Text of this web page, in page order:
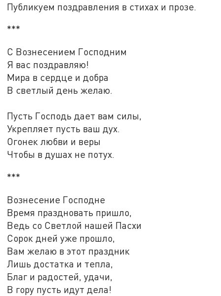
Публикуем поздравления в стихах и прозе.
***
С Вознесением Господним
Я вас поздравляю!
Мира в сердце и добра
В светлый день желаю.
Пусть Господь дает вам силы,
Укрепляет пусть ваш дух.
Огонек любви и веры
Чтобы в душах не потух.
***
Вознесение Господне
Время праздновать пришло,
Ведь со Светлой нашей Пасхи
Сорок дней уже прошло,
Вам желаю в этот праздник
Лишь достатка и тепла,
Благ и радостей, удачи,
В гору пусть идут дела!